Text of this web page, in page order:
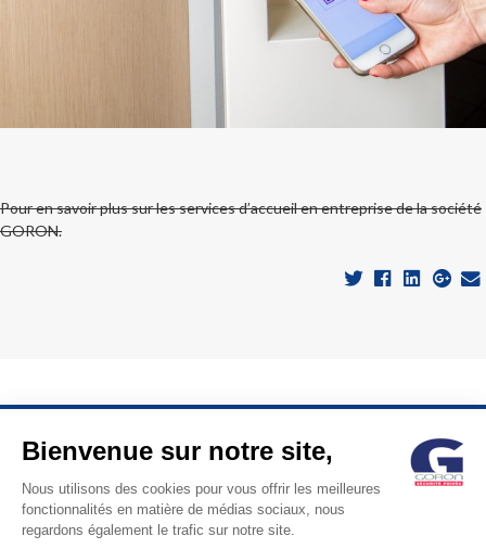
Pour en savoir plus sur les services d’accueil en entreprise de la société
GORON.
© GORON S.A. / 1, rue d’Anjou – 92600 ASNIERES / Tel: +33
(0)1 41 11 86 00 / contact@goron.fr / Mentions Légales
Bienvenue sur notre site,
Nous utilisons des cookies pour vous offrir les meilleures
fonctionnalités en matière de médias sociaux, nous
regardons également le trafic sur notre site.